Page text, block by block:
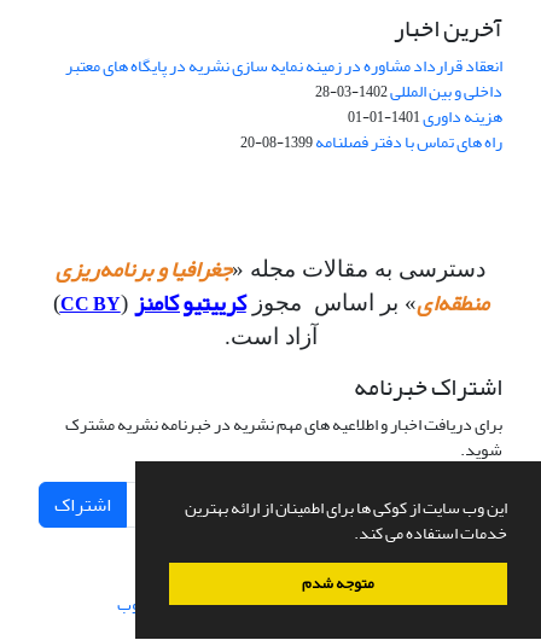
این وب سایت از کوکی ها برای اطمینان از ارائه بهترین
خدمات استفاده می کند.
متوجه شدم
آخرین اخبار
انعقاد قرارداد مشاوره در زمینه نمایه سازی نشریه در پایگاه های معتبر
داخلی و بین المللی1402-03-28
هزینه داوری1401-01-01
راه های تماس با دفتر فصلنامه1399-08-20
دسترسی به مقالات مجله «جغرافیا و برنامه‌ریزی
منطقه‌ای» بر اساس مجوزکرییتیو کامنز (
CC BY
)
آزاد است.
اشتراک خبرنامه
برای دریافت اخبار و اطلاعیه های مهم نشریه در خبرنامه نشریه مشترک
شوید.
اشتراک
سامانه مدیریت نشریات علمی.طراحی و پیاده سازی از سیناوب